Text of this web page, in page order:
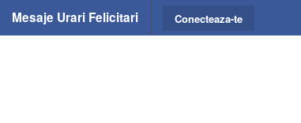
Mesaje Urari Felicitari Conecteaza-te